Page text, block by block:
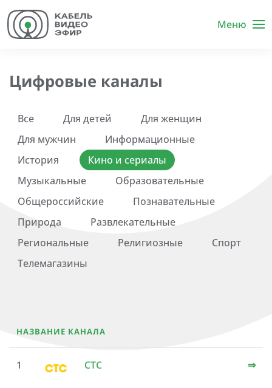
Меню
Цифровые каналы
Все Для детей
Для женщин
Для мужчин
Информационные
История
Кино и сериалы
Музыкальные
Образовательные
Общероссийские
Познавательные
Природа
Развлекательные
Региональные
Религиозные
Спорт
Телемагазины
НАЗВАНИЕ КАНАЛА
1 СТС ⇒